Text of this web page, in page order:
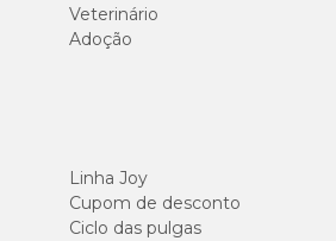
Veterinário
Adoção
Linha Joy
Cupom de desconto
Ciclo das pulgas